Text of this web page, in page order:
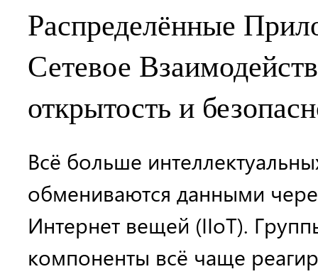
Распределённые
Сетевое
открытость и
Всё больше
обмениваются данными
Интернет вещей (IIoT).
компоненты всё чаще